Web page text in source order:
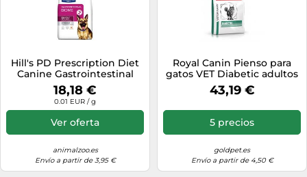
Hill's PD Prescription Diet
Canine Gastrointestinal
Biome 1,5kg
18,18 €
0.01 EUR / g
Ver oferta
animalzoo.es
Envío a partir de 3,95 €
Royal Canin Pienso para
gatos VET Diabetic adultos
con diabetes 3,5 kg
43,19 €
5 precios
goldpet.es
Envío a partir de 4,50 €